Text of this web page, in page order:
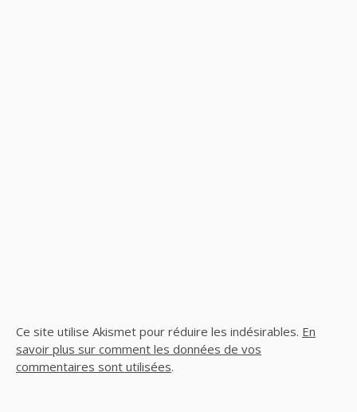
Ce site utilise Akismet pour réduire les indésirables. En
savoir plus sur comment les données de vos
commentaires sont utilisées.